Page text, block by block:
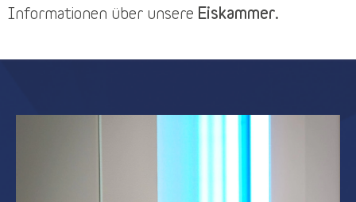
Informationen über unsere Eiskammer.